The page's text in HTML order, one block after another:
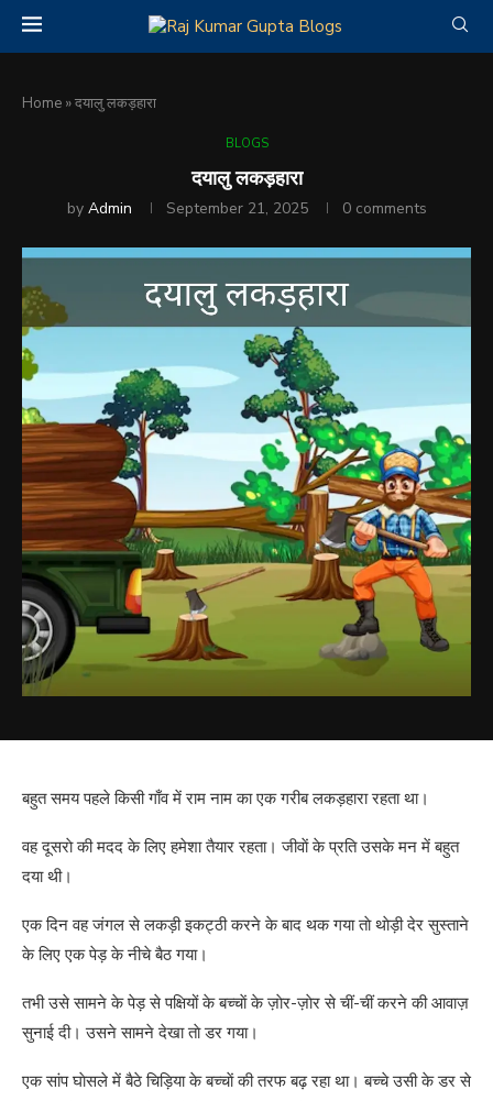
Home »दयालु लकड़हारा
BLOGS
दयालु लकड़हारा
by Admin September 21, 2025 0 comments
बहुत समय पहले किसी गाँव में राम नाम का एक गरीब लकड़हारा रहता था।
वह दूसराे की मदद के लिए हमेशा तैयार रहता। जीवाें के प्रति उसके मन में बहुत
दया थी।
एक दिन वह जंगल से लकड़ी इकट्ठी करने के बाद थक गया ताे थाेड़ी देर सुस्ताने
के लिए एक पेड़ के नीचे बैठ गया।
तभी उसे सामने के पेड़ से पक्षियों के बच्चाें के ज़ाेर-ज़ाेर से चीं-चीं करने की आवाज़
सुनाई दी। उसने सामने देखा ताे डर गया।
एक सांप घाेसले में बैठे चिड़िया के बच्चाें की तरफ बढ़ रहा था। बच्चे उसी के डर से